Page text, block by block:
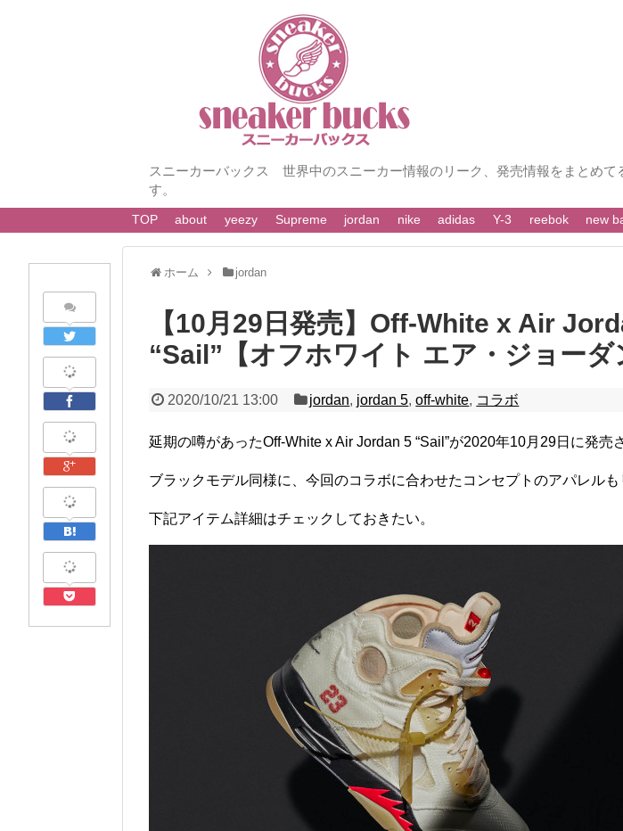
スニーカーバックス 世界中のスニーカー情報のリーク、発売情報をまとめ
す。
TOP about yeezy Supreme jordan nike adidas Y-3 reebok new
ホーム jordan
【10月29日発売】Off-White x Air
“Sail”【オフホワイト エア・ジョーダ
2020/10/21 13:00 jordan, jordan 5,off-white, コラボ
延期の噂があったOff-White x Air Jordan 5 “Sail”が2020年10月29日に発売
ブラックモデル同様に、今回のコラボに合わせたコンセプトのアパレルも
下記アイテム詳細はチェックしておきたい。